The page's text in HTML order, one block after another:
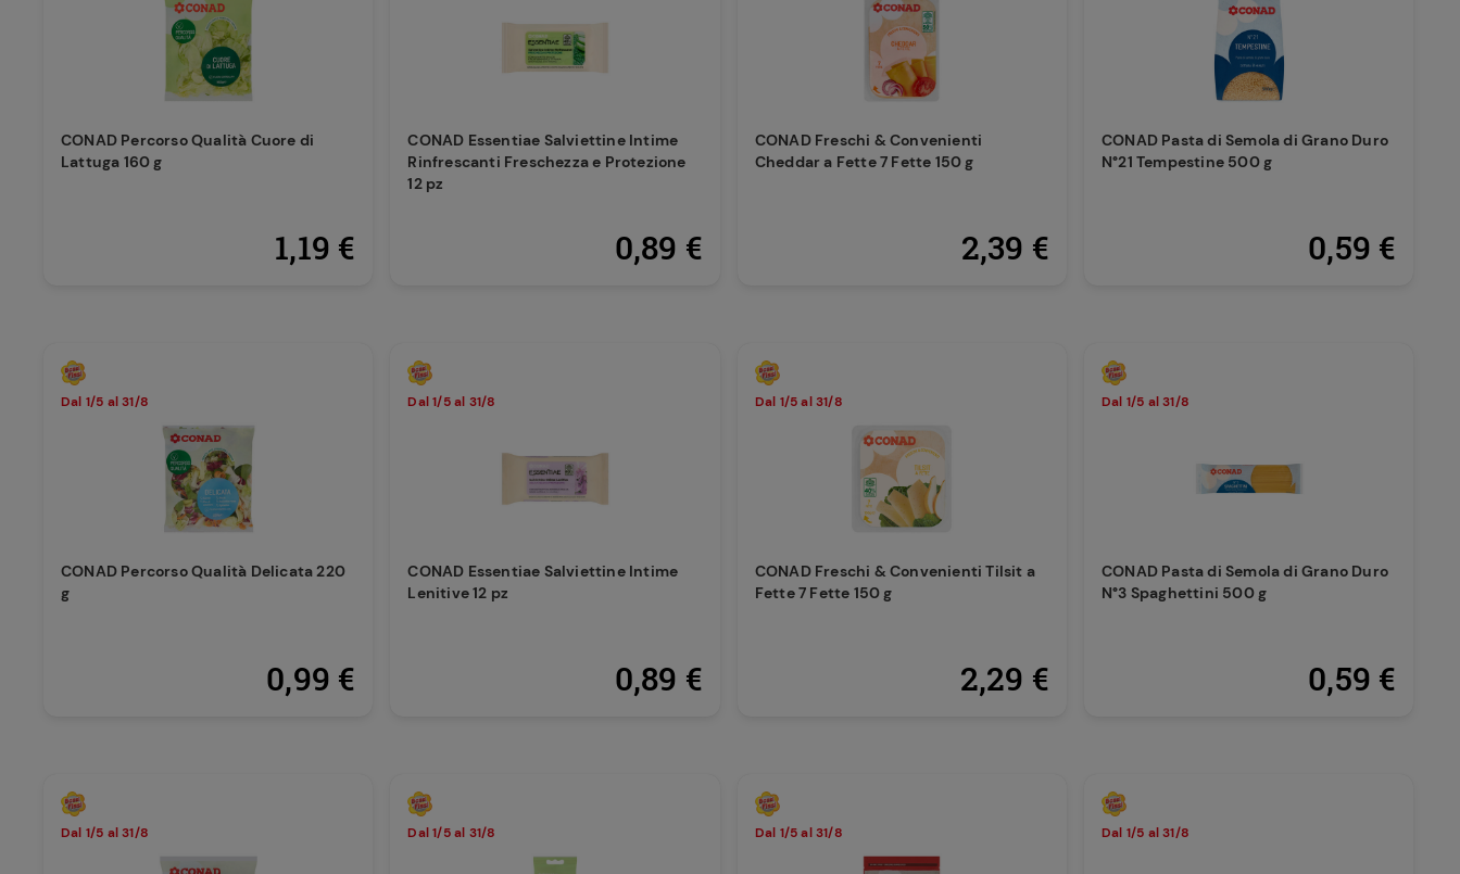
CONAD Percorso Qualità Cuore di
Lattuga 160 g
1,19 €
CONAD Essentiae Salviettine Intime
Rinfrescanti Freschezza e Protezione
12 pz
0,89 €
CONAD Freschi & Convenienti
Cheddar a Fette 7 Fette 150 g
2,39 €
CONAD Pasta di Semola di Grano Duro
N°21 Tempestine 500 g
0,59 €
Dal 1/5 al 31/8
CONAD Percorso Qualità Delicata 220
g
0,99 €
Dal 1/5 al 31/8
CONAD Essentiae Salviettine Intime
Lenitive 12 pz
0,89 €
Dal 1/5 al 31/8
CONAD Freschi & Convenienti Tilsit a
Fette 7 Fette 150 g
2,29 €
Dal 1/5 al 31/8
CONAD Pasta di Semola di Grano Duro
N°3 Spaghettini 500 g
0,59 €
Dal 1/5 al 31/8 Dal 1/5 al 31/8 Dal 1/5 al 31/8 Dal 1/5 al 31/8